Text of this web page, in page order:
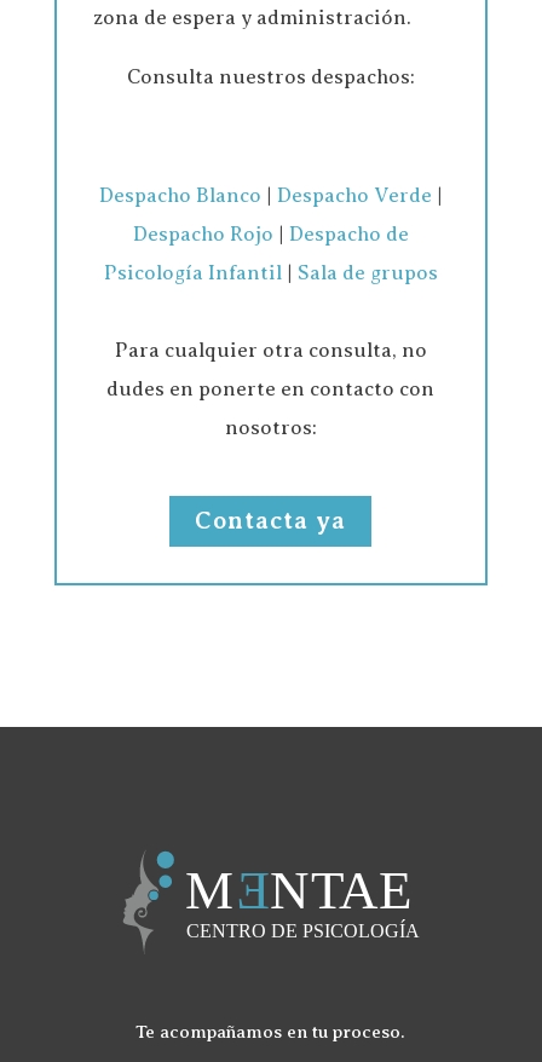
zona de espera y administración.
Consulta nuestros despachos:
Despacho Blanco Despacho Verde
Despacho Rojo
Despacho de
Psicología Infantil| Sala de grupos
Para cualquier otra consulta, no
dudes en ponerte en contacto con
nosotros:
Contacta ya
Te acompañamos en tu proceso.